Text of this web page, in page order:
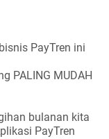
PayTren ini
PALING MUDAH
bulanan kita
PayTren